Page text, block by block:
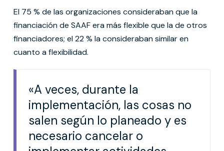
El 75 % de las organizaciones consideraban que la
financiación de SAAF era más flexible que la de otros
financiadores; el 22 % la consideraban similar en
cuanto a flexibilidad.
«A veces, durante la
implementación, las cosas no
salen según lo planeado y es
necesario cancelar o